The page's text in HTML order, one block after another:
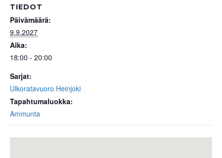
TIEDOT
Päivämäärä:
9.9.2027
Aika:
18:00 - 20:00
Sarjat:
Ulkoratavuoro Heinjoki
Tapahtumaluokka:
Ammunta